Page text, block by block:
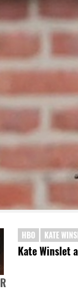
HBO KATE
Kate Winslet